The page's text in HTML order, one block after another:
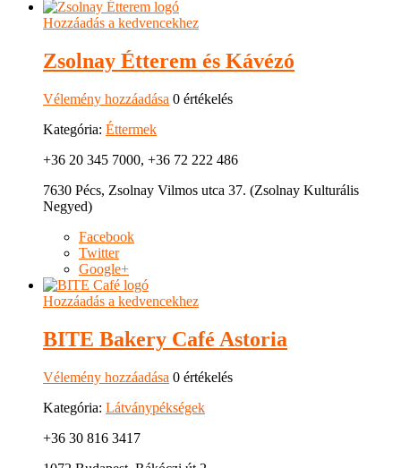
Hozzáadás a kedvencekhez
Zsolnay Étterem és Kávézó
Vélemény hozzáadása 0 értékelés
Kategória: Éttermek
+36 20 345 7000, +36 72 222 486
7630 Pécs, Zsolnay Vilmos utca 37. (Zsolnay Kulturális
Negyed)
Facebook
Twitter
Google+
Hozzáadás a kedvencekhez
BITE Bakery Café Astoria
Vélemény hozzáadása 0 értékelés
Kategória: Látványpékségek
+36 30 816 3417